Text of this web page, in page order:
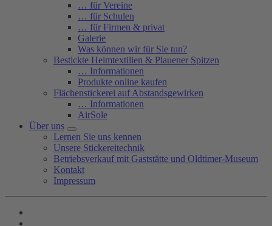
… für Vereine
… für Schulen
… für Firmen & privat
Galerie
Was können wir für Sie tun?
Bestickte Heimtextilien & Plauener Spitzen
… Informationen
Produkte online kaufen
Flächenstickerei auf Abstandsgewirken
… Informationen
AirSole
Über uns
Lernen Sie uns kennen
Unsere Stickereitechnik
Betriebsverkauf mit Gaststätte und Oldtimer-Museum
Kontakt
Impressum